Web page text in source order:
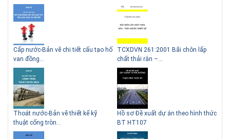
Lý do nên sử dụng gạch block
để xây nhà
Thiết kế nhà siêu nhỏ độc đáo
Cấp nước-Bản vẽ chi tiết cấu tạo hố
van đồng...
Thoát nước-Bản vẽ thiết kế kỹ
thuật cống tròn...
TCXDVN 261:2001 Bãi chôn lấp
chất thải rắn –...
Hồ sơ Đề xuất dự án theo hình thức
BT HT107